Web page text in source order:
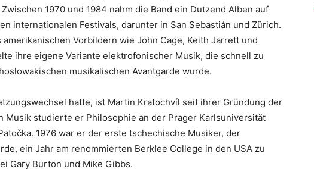
1970 und 1984 nahm die Band ein Dutzend Alben auf
internationalen Festivals, darunter in San Sebastián und Zürich.
Vorbildern wie John Cage, Keith Jarrett und
ihre eigene Variante elektrofonischer Musik, die schnell zu
musikalischen Avantgarde wurde.
hatte, ist Martin Kratochvíl seit ihrer Gründung der
Musik studierte er Philosophie an der Prager Karlsuniversität
1976 war er der erste tschechische Musiker, der
ein Jahr am renommierten Berklee College in den USA zu
Gary Burton und Mike Gibbs.